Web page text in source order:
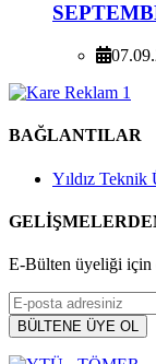
BAĞLANTILAR
Yıldız Teknik
E-Bülten üyeliği için